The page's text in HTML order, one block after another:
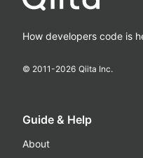
How developers code is
© 2011-2026 Qiita Inc.
Guide & Help
About